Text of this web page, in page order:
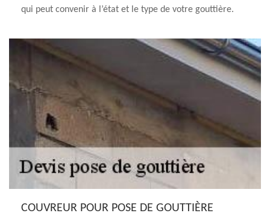
qui peut convenir à l’état et le type de votre gouttière.
COUVREUR POUR POSE DE GOUTTIÈRE